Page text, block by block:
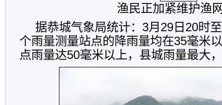
渔民正加紧维护渔
据恭城气象局统计：3月29日20时
个雨量测量站点的降雨量均在35毫米
点雨量达50毫米以上，县城雨量最大